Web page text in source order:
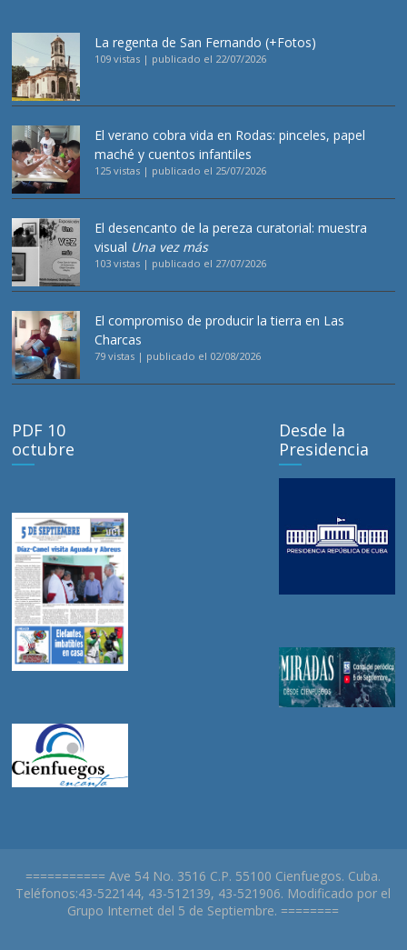
La regenta de San Fernando (+Fotos)
109 vistas | publicado el 22/07/2026
El verano cobra vida en Rodas: pinceles, papel
maché y cuentos infantiles
125 vistas | publicado el 25/07/2026
El desencanto de la pereza curatorial: muestra
visual Una vez más
103 vistas | publicado el 27/07/2026
El compromiso de producir la tierra en Las
Charcas
79 vistas | publicado el 02/08/2026
PDF 10
octubre
Desde la
Presidencia
=========== Ave 54 No. 3516 C.P. 55100 Cienfuegos. Cuba.
Teléfonos:43-522144, 43-512139, 43-521906. Modificado por el
Grupo Internet del 5 de Septiembre. ========